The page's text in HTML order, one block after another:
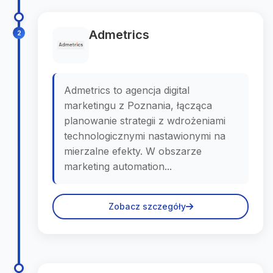
2 Admetrics
Admetrics to agencja digital
marketingu z Poznania, łącząca
planowanie strategii z wdrożeniami
technologicznymi nastawionymi na
mierzalne efekty. W obszarze
marketing automation...
Zobacz szczegóły